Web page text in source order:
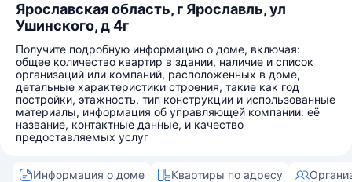
Ярославская область, г Ярославль, ул
Ушинского, д 4г
Получите подробную информацию о доме, включая:
общее количество квартир в здании, наличие и список
организаций или компаний, расположенных в доме,
детальные характеристики строения, такие как год
постройки, этажность, тип конструкции и использованные
материалы, информация об управляющей компании: её
название, контактные данные, и качество
предоставляемых услуг
Информация о доме Квартиры по адресу